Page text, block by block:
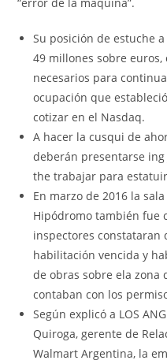
Su posición de estuche
49 millones sobre
necesarios para
ocupación que
cotizar en el Nasdaq.
A hacer la cusqui de
deberán presentarse ing
the trabajar para
En marzo de 2016 la
Hipódromo también fue
inspectores constataran
habilitación vencida y
de obras sobre ela zona
contaban con los
Según explicó a LOS
Quiroga, gerente de
Walmart Argentina, la